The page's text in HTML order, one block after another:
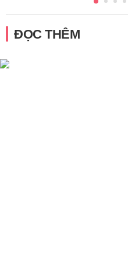
ĐỌC THÊM